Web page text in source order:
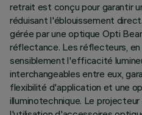
retrait est conçu pour garantir
réduisant l'éblouissement
gérée par une optique Opti
réflectance. Les réflecteurs, en
sensiblement l'efficacité
interchangeables entre eux,
flexibilité d'application et une
illuminotechnique. Le